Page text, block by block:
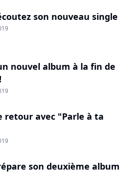
son nouveau single
nouvel album à la fin de
retour avec "Parle à ta
son deuxième album